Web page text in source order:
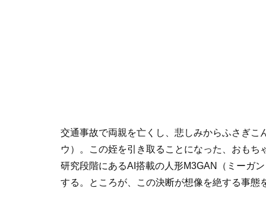
交通事故で両親を亡くし、悲しみからふさぎ
ウ）。この姪を引き取ることになった、おも
研究段階にあるAI搭載の人形M3GAN（ミーガ
する。ところが、この決断が想像を絶する事